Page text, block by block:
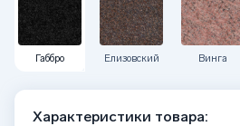
Габбро Елизовский Винга
Характеристики товара: